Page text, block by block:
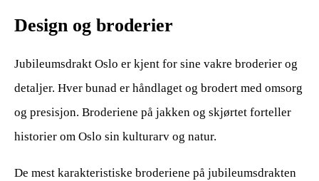
Design og broderier
Jubileumsdrakt Oslo er kjent for sine vakre broderier og
detaljer. Hver bunad er håndlaget og brodert med omsorg
og presisjon. Broderiene på jakken og skjørtet forteller
historier om Oslo sin kulturarv og natur.
De mest karakteristiske broderiene på jubileumsdrakten